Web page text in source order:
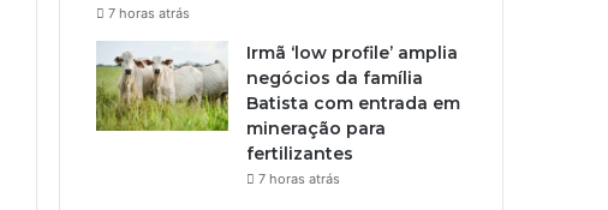
7 horas atrás
Irmã ‘low profile’ amplia
negócios da família
Batista com entrada em
mineração para
fertilizantes
7 horas atrás